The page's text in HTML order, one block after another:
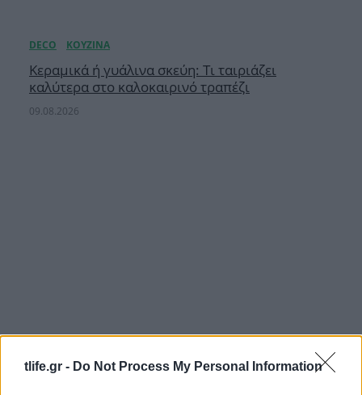
tlife.gr - Do Not Process My Personal Information
Κεραμικά ή γυάλινα σκεύη: Τι ταιριάζει
καλύτερα στο καλοκαιρινό τραπέζι
09.08.2026